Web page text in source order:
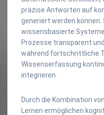
präzise Antworten auf
generiert werden können.
wissensbasierte
Prozesse transparent
während fortschrittliche
Wissenserfassung
integrieren.
Durch die Kombination
Lernen ermöglichen